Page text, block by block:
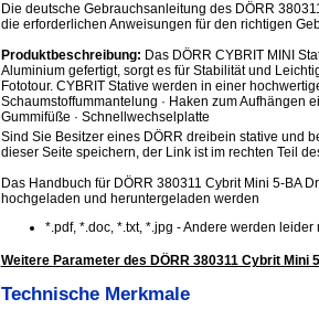
Die deutsche Gebrauchsanleitung des DÖRR
die erforderlichen Anweisungen für den richtigen
Produktbeschreibung: Das DÖRR CYBRIT MINI
Aluminium gefertigt, sorgt es für Stabilität und
Fototour. CYBRIT Stative werden in einer
Schaumstoffummantelung · Haken zum Aufhängen
Gummifüße · Schnellwechselplatte
Sind Sie Besitzer eines DÖRR dreibein stative und
dieser Seite speichern, der Link ist im rechten Teil
Das Handbuch für DÖRR 380311 Cybrit Mini 5-BA
hochgeladen und heruntergeladen werden
*.pdf, *.doc, *.txt, *.jpg - Andere werden leider
Weitere Parameter des DÖRR 380311 Cybrit
Technische Merkmale